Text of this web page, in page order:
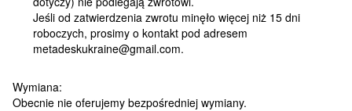
Jeśli od zatwierdzenia zwrotu minęło więcej niż 15 dni
roboczych, prosimy o kontakt pod adresem
metadeskukraine@gmail.com.
Wymiana:
Obecnie nie oferujemy bezpośredniej wymiany.